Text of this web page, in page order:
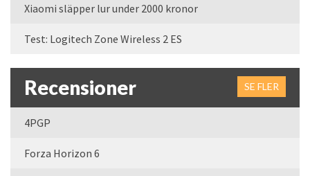
Xiaomi släpper lur under 2000 kronor
Test: Logitech Zone Wireless 2 ES
Recensioner SE FLER
4PGP
Forza Horizon 6